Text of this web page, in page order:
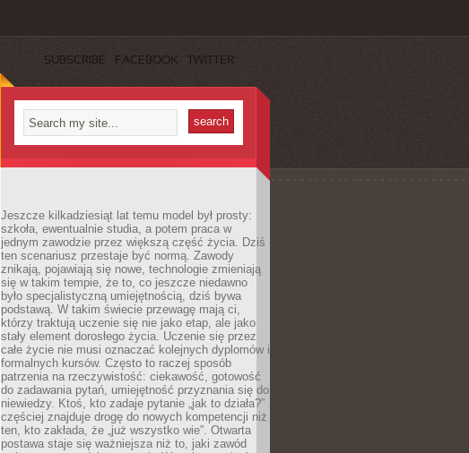
SUBSCRIBE FACEBOOK TWITTER
Jeszcze kilkadziesiąt lat temu model był prosty:
szkoła, ewentualnie studia, a potem praca w
jednym zawodzie przez większą część życia. Dziś
ten scenariusz przestaje być normą. Zawody
znikają, pojawiają się nowe, technologie zmieniają
się w takim tempie, że to, co jeszcze niedawno
było specjalistyczną umiejętnością, dziś bywa
podstawą. W takim świecie przewagę mają ci,
którzy traktują uczenie się nie jako etap, ale jako
stały element dorosłego życia. Uczenie się przez
całe życie nie musi oznaczać kolejnych dyplomów i
formalnych kursów. Często to raczej sposób
patrzenia na rzeczywistość: ciekawość, gotowość
do zadawania pytań, umiejętność przyznania się do
niewiedzy. Ktoś, kto zadaje pytanie „jak to działa?”
częściej znajduje drogę do nowych kompetencji niż
ten, kto zakłada, że „już wszystko wie”. Otwarta
postawa staje się ważniejsza niż to, jaki zawód